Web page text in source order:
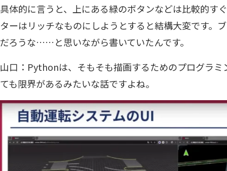
具体的に言うと、上にある緑のボタンなどは比較的す
ターはリッチなものにしようとすると結構大変です。
だろうな……と思いながら書いていたんです。
山口：Pythonは、そもそも描画するためのプログラ
ても限界があるみたいな話ですよね。